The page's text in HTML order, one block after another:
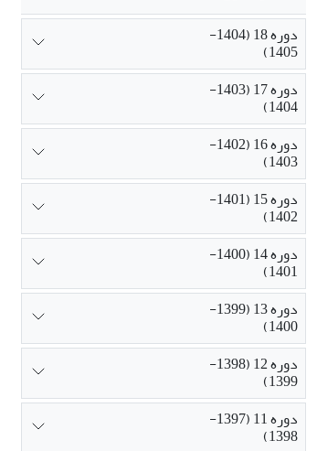
دوره 18 (1404-
1405)
دوره 17 (1403-
1404)
دوره 16 (1402-
1403)
دوره 15 (1401-
1402)
دوره 14 (1400-
1401)
دوره 13 (1399-
1400)
دوره 12 (1398-
1399)
دوره 11 (1397-
1398)